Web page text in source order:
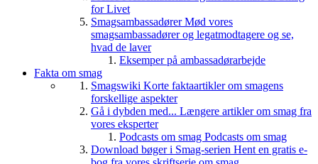
for Livet
SmagsambassadørerMød vores
smagsambassadører og legatmodtagere og se,
hvad de laver
Eksemper på ambassadørarbejde
Fakta om smag
Smagswiki Korte faktaartikler om smagens
forskellige aspekter
Gå i dybden med... Længere artikler om smag fra
vores eksperter
Podcasts om smag Podcasts om smag
Download bøger i Smag-serien Hent en gratis e-